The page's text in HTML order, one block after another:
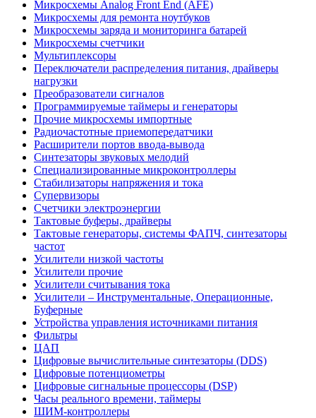
Микросхемы Analog Front End (AFE)
Микросхемы для ремонта ноутбуков
Микросхемы заряда и мониторинга батарей
Микросхемы счетчики
Мультиплексоры
Переключатели распределения питания, драйверы
нагрузки
Преобразователи сигналов
Программируемые таймеры и генераторы
Прочие микросхемы импортные
Радиочастотные приемопередатчики
Расширители портов ввода-вывода
Синтезаторы звуковых мелодий
Специализированные микроконтроллеры
Стабилизаторы напряжения и тока
Супервизоры
Счетчики электроэнергии
Тактовые буферы, драйверы
Тактовые генераторы, системы ФАПЧ, синтезаторы
частот
Усилители низкой частоты
Усилители прочие
Усилители считывания тока
Усилители – Инструментальные, Операционные,
Буферные
Устройства управления источниками питания
Фильтры
ЦАП
Цифровые вычислительные синтезаторы (DDS)
Цифровые потенциометры
Цифровые сигнальные процессоры (DSP)
Часы реального времени, таймеры
ШИМ-контроллеры